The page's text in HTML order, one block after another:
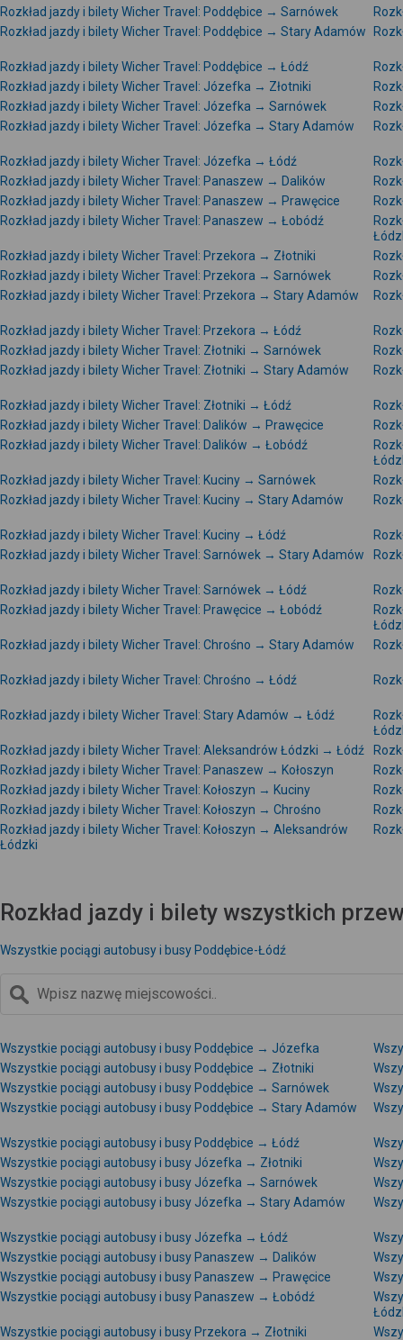
Rozkład jazdy i bilety Wicher Travel: Poddębice → Sarnówek
Rozkład jazdy i bilety Wicher Travel: Poddębice → Stary Adamów
Rozkład jazdy i bilety Wicher Travel: Poddębice → Łódź
Rozkład jazdy i bilety Wicher Travel: Józefka → Złotniki
Rozkład jazdy i bilety Wicher Travel: Józefka → Sarnówek
Rozkład jazdy i bilety Wicher Travel: Józefka → Stary Adamów
Rozkład jazdy i bilety Wicher Travel: Józefka → Łódź
Rozkład jazdy i bilety Wicher Travel: Panaszew → Dalików
Rozkład jazdy i bilety Wicher Travel: Panaszew → Prawęcice
Rozkład jazdy i bilety Wicher Travel: Panaszew → Łobódź
Rozkład jazdy i bilety Wicher Travel: Przekora → Złotniki
Rozkład jazdy i bilety Wicher Travel: Przekora → Sarnówek
Rozkład jazdy i bilety Wicher Travel: Przekora → Stary Adamów
Rozkład jazdy i bilety Wicher Travel: Przekora → Łódź
Rozkład jazdy i bilety Wicher Travel: Złotniki → Sarnówek
Rozkład jazdy i bilety Wicher Travel: Złotniki → Stary Adamów
Rozkład jazdy i bilety Wicher Travel: Złotniki → Łódź
Rozkład jazdy i bilety Wicher Travel: Dalików → Prawęcice
Rozkład jazdy i bilety Wicher Travel: Dalików → Łobódź
Rozkład jazdy i bilety Wicher Travel: Kuciny → Sarnówek
Rozkład jazdy i bilety Wicher Travel: Kuciny → Stary Adamów
Rozkład jazdy i bilety Wicher Travel: Kuciny → Łódź
Rozkład jazdy i bilety Wicher Travel: Sarnówek → Stary Adamów
Rozkład jazdy i bilety Wicher Travel: Sarnówek → Łódź
Rozkład jazdy i bilety Wicher Travel: Prawęcice → Łobódź
Rozkład jazdy i bilety Wicher Travel: Chrośno → Stary Adamów
Rozkład jazdy i bilety Wicher Travel: Chrośno → Łódź
Rozkład jazdy i bilety Wicher Travel: Stary Adamów → Łódź
Rozkład jazdy i bilety Wicher Travel: Aleksandrów Łódzki → Łódź
Rozkład jazdy i bilety Wicher Travel: Panaszew → Kołoszyn
Rozkład jazdy i bilety Wicher Travel: Kołoszyn → Kuciny
Rozkład jazdy i bilety Wicher Travel: Kołoszyn → Chrośno
Rozkład jazdy i bilety Wicher Travel: Kołoszyn → Aleksandrów
Łódzki
Rozkład jazdy i bilety wszystkich
Wszystkie pociągi autobusy i busy Poddębice-Łódź
Wszystkie pociągi autobusy i busy Poddębice → Józefka
Wszystkie pociągi autobusy i busy Poddębice → Złotniki
Wszystkie pociągi autobusy i busy Poddębice → Sarnówek
Wszystkie pociągi autobusy i busy Poddębice → Stary Adamów
Wszystkie pociągi autobusy i busy Poddębice → Łódź
Wszystkie pociągi autobusy i busy Józefka → Złotniki
Wszystkie pociągi autobusy i busy Józefka → Sarnówek
Wszystkie pociągi autobusy i busy Józefka → Stary Adamów
Wszystkie pociągi autobusy i busy Józefka → Łódź
Wszystkie pociągi autobusy i busy Panaszew → Dalików
Wszystkie pociągi autobusy i busy Panaszew → Prawęcice
Wszystkie pociągi autobusy i busy Panaszew → Łobódź
Wszystkie pociągi autobusy i busy Przekora → Złotniki